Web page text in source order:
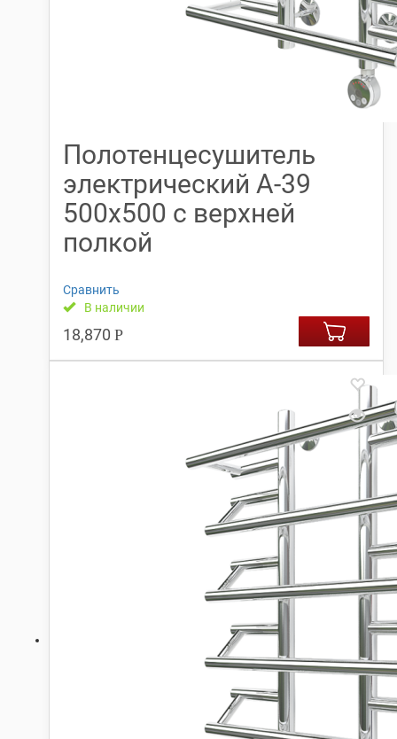
Полотенцесушитель
электрический А-39
500х500 с верхней
полкой
Сравнить
В наличии
18,870 Р